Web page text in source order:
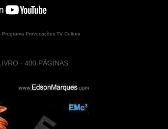
Provocações TV Cultura
- 400 PÁGINAS